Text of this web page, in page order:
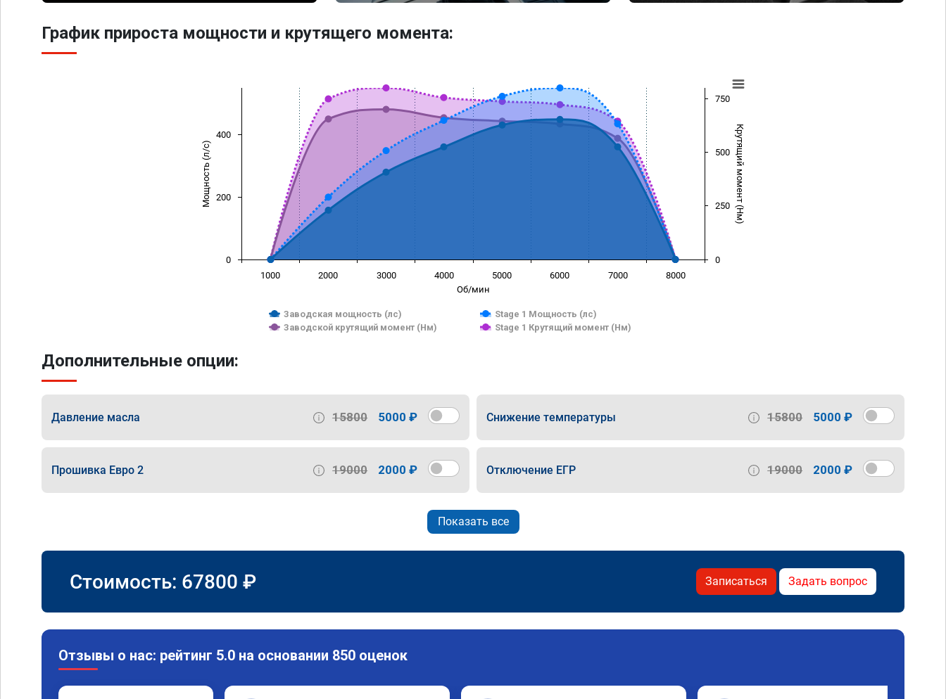
График прироста мощности и крутящего момента:
Об/мин
Мощность (л/с) Крутящий момент (Нм)
Заводская мощность (лс)
Stage 1 Мощность (лс)
Заводской крутящий момент (Нм)
Stage 1 Крутящий момент (Нм)
1000 2000 3000 4000 5000 6000 7000 8000
0
200
400
0
250
500
750
Дополнительные опции:
Давление масла 15800 5000 ₽ Снижение температуры 15800 5000 ₽
Прошивка Евро 2 19000 2000 ₽ Отключение ЕГР 19000 2000 ₽
Показать все
Стоимость: 67800 ₽ Записаться Задать вопрос
Отзывы о нас: рейтинг 5.0 на основании 850 оценок